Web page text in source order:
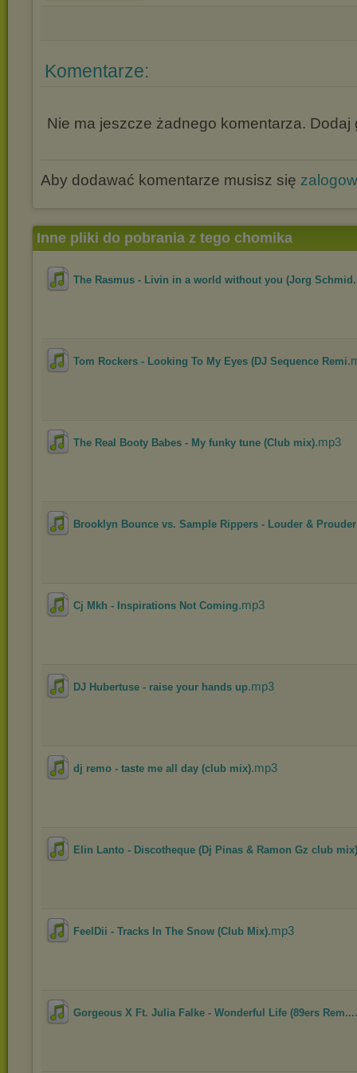
Komentarze:
Nie ma jeszcze żadnego komentarza. Dodaj
Aby dodawać komentarze musisz się
Inne pliki do pobrania z tego chomika
The Rasmus - Livin in a world without you (Jorg
Tom Rockers - Looking To My Eyes (DJ Sequence Remi
The Real Booty Babes - My funky tune (Club mix).mp3
Brooklyn Bounce vs. Sample Rippers - Louder &
Cj Mkh - Inspirations Not Coming.mp3
DJ Hubertuse - raise your hands up.mp3
dj remo - taste me all day (club mix).mp3
Elin Lanto - Discotheque (Dj Pinas & Ramon Gz club mix)
FeelDii - Tracks In The Snow (Club Mix).mp3
Gorgeous X Ft. Julia Falke - Wonderful Life (89ers Rem...